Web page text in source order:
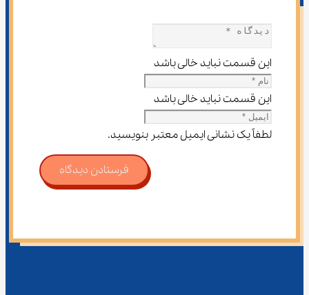
این قسمت نباید خالی باشد
این قسمت نباید خالی باشد
لطفاً یک نشانی ایمیل معتبر بنویسید.
فرستادن دیدگاه